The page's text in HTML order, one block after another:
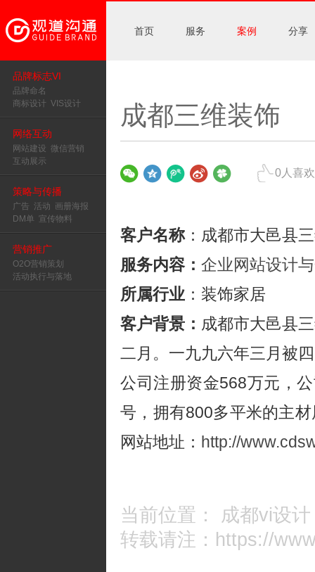
首页 服务 案例 分享
品牌标志VI
品牌命名
商标设计 VIS设计
网络互动
网站建设 微信营销
互动展示
策略与传播
广告 活动 画册海报
DM单 宣传物料
营销推广
O2O营销策划
活动执行与落地
成都三维装饰
0 人喜欢
客户名称： 成都市大邑县
服务内容： 企业网站设计
所属行业 ：装饰家居
客户背景： 成都市大邑县
二月。一九九六年三月被
公司注册资金568万元，
号，拥有800多平米的主
网站地址： http://
当前位置： 成都vi设计
转载请注：https://